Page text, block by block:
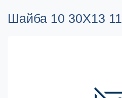
Шайба 10 30Х13 11